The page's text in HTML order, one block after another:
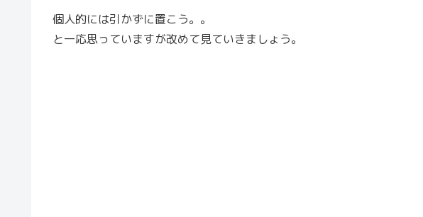
個人的には引かずに置こう。。
と一応思っていますが改めて見ていきましょう。